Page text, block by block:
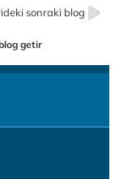
sonraki blog
getir